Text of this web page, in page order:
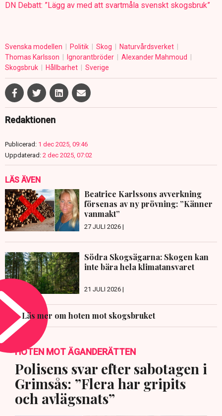
DN Debatt: ”Lägg av med att svartmåla svenskt skogsbruk”
Svenska modellen Politik Skog
Naturvårdsverket
Thomas Karlsson
Ignorantbröder
Alexander Mahmoud
Skogsbruk
Hållbarhet Sverige
Redaktionen
Publicerad: 1 dec 2025, 09:46
Uppdaterad: 2 dec 2025, 07:02
LÄS ÄVEN
Beatrice Karlssons avverkning
försenas av ny prövning: ”Känner
vanmakt”
27 JULI 2026 |
Södra Skogsägarna: Skogen kan
inte bära hela klimatansvaret
21 JULI 2026 |
Läs mer om hoten mot skogsbruket
HOTEN MOT ÄGANDERÄTTEN
Polisens svar efter sabotagen i
Grimsås: ”Flera har gripits
och avlägsnats”